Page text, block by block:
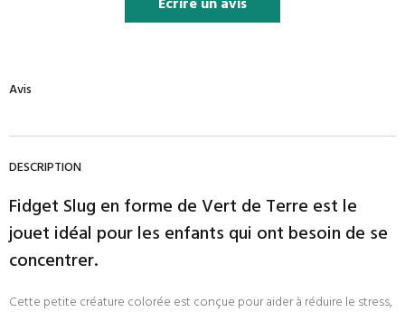
Écrire un avis
Avis
DESCRIPTION
Fidget Slug en forme de Vert de Terre est le
jouet idéal pour les enfants qui ont besoin de se
concentrer.
Cette petite créature colorée est conçue pour aider à réduire le stress,